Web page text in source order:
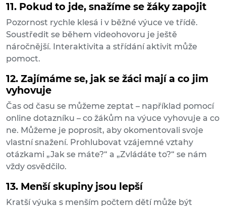
11. Pokud to jde, snažíme se žáky zapojit
Pozornost rychle klesá i v běžné výuce ve třídě.
Soustředit se během videohovoru je ještě
náročnější. Interaktivita a střídání aktivit může
pomoct.
12. Zajímáme se, jak se žáci mají a co jim
vyhovuje
Čas od času se můžeme zeptat – například pomocí
online dotazníku – co žákům na výuce vyhovuje a co
ne. Můžeme je poprosit, aby okomentovali svoje
vlastní snažení. Prohlubovat vzájemné vztahy
otázkami „Jak se máte?“ a „Zvládáte to?“ se nám
vždy osvědčilo.
13. Menší skupiny jsou lepší
Kratší výuka s menším počtem dětí může být